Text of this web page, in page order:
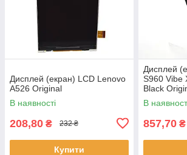
Дисплей (екран) LCD Lenovo
A526 Original
В наявності
208,80 ₴ 232 ₴
Купити
Дисплей
S960 Vibe
Black
В
857,70 ₴